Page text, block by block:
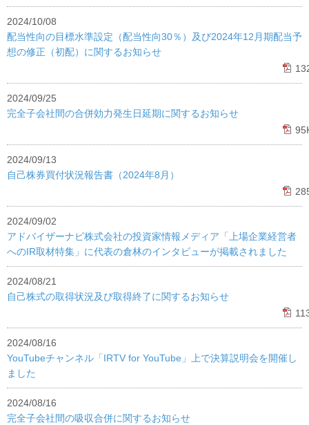
2024/10/08
配当性向の目標水準設定（配当性向30％）及び2024年12月期配当予
想の修正（初配）に関するお知らせ
2024/09/25
完全子会社間の合併効力発生日延期に関するお知らせ
2024/09/13
自己株券買付状況報告書（2024年8月）
2024/09/02
アドバイザーナビ株式会社の投資家情報メディア「上場企業経営者
へのIR取材特集」に代表の倉林のインタビューが掲載されました
2024/08/21
自己株式の取得状況及び取得終了に関するお知らせ
2024/08/16
YouTubeチャンネル「IRTV for YouTube」上で決算説明会を開催し
ました
2024/08/16
完全子会社間の吸収合併に関するお知らせ